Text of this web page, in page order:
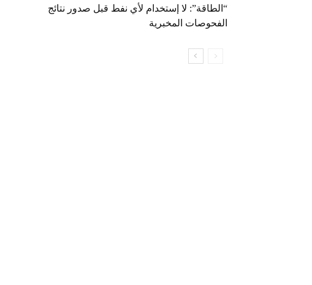
“الطاقة”: لا إستخدام لأي نفط قبل صدور نتائج
الفحوصات المخبرية